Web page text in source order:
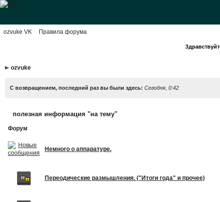
ozvuke VK Правила форума
ozvuke
С возвращением, последний раз вы были здесь: Сегодня, 0:42
полезная информация "на тему"
Форум
Немного о аппаратуре.
Переодические размышления. ("Итоги года" и прочее)